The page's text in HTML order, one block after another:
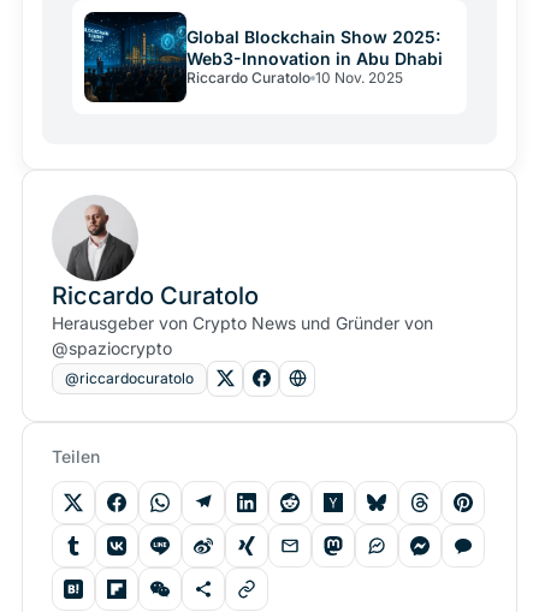
Global Blockchain Show 2025:
Web3-Innovation in Abu Dhabi
Riccardo Curatolo 10 Nov. 2025
Riccardo Curatolo
Herausgeber von Crypto News und Gründer von
@spaziocrypto
@riccardocuratolo
Teilen